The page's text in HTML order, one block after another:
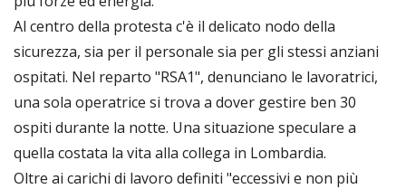
Al centro della protesta c'è il delicato nodo della
sicurezza, sia per il personale sia per gli stessi anziani
ospitati. Nel reparto "RSA1", denunciano le lavoratrici,
una sola operatrice si trova a dover gestire ben 30
ospiti durante la notte. Una situazione speculare a
quella costata la vita alla collega in Lombardia.
Oltre ai carichi di lavoro definiti "eccessivi e non più